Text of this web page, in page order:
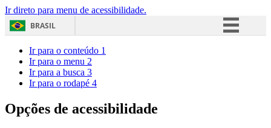
Ir direto para menu de acessibilidade.
BRASIL
Acesso à informação
Ir para o conteúdo 1
Ir para o menu 2
Ir para a busca 3
Ir para o rodapé 4
Opções de acessibilidade